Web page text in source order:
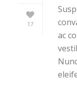
17
ac